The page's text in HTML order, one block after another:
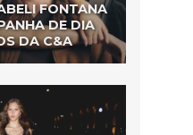
FONTANA
DE DIA
DA C&A